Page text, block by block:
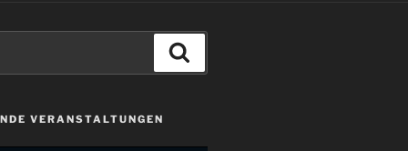
VERANSTALTUNGEN